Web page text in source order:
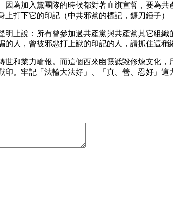
為加入黨團隊的時候都對著血旗宣誓，要為
打下它的印記（中共邪黨的標記，鐮刀錘子）
明上說：所有曾參加過共產黨與共產黨其它組
人，曾被邪惡打上獸的印記的人，請抓住這稍
和業力輪報。而這個西來幽靈詆毀修煉文化
。牢記「法輪大法好」、「真、善、忍好」